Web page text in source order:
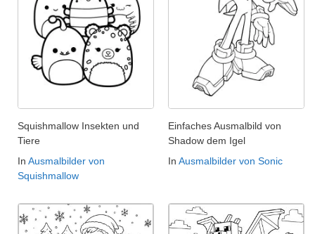
Squishmallow Insekten und
Tiere
In Ausmalbilder von
Squishmallow
Einfaches Ausmalbild von
Shadow dem Igel
In Ausmalbilder von Sonic